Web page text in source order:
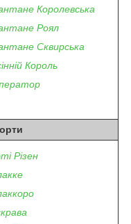
Королевська
Роял
Сквирська
Король
Різен